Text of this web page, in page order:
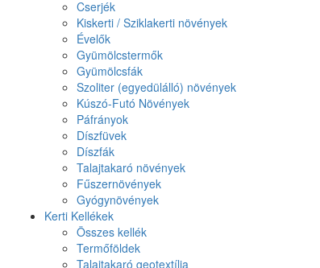
Cserjék
Kiskerti / Sziklakerti növények
Évelők
Gyümölcstermők
Gyümölcsfák
Szoliter (egyedülálló) növények
Kúszó-Futó Növények
Páfrányok
Díszfüvek
Díszfák
Talajtakaró növények
Fűszernövények
Gyógynövények
Kerti Kellékek
Összes kellék
Termőföldek
Talajtakaró geotextília